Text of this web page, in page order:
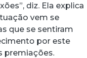
diz. Ela explica
vem se
que se sentiram
por este
premiações.